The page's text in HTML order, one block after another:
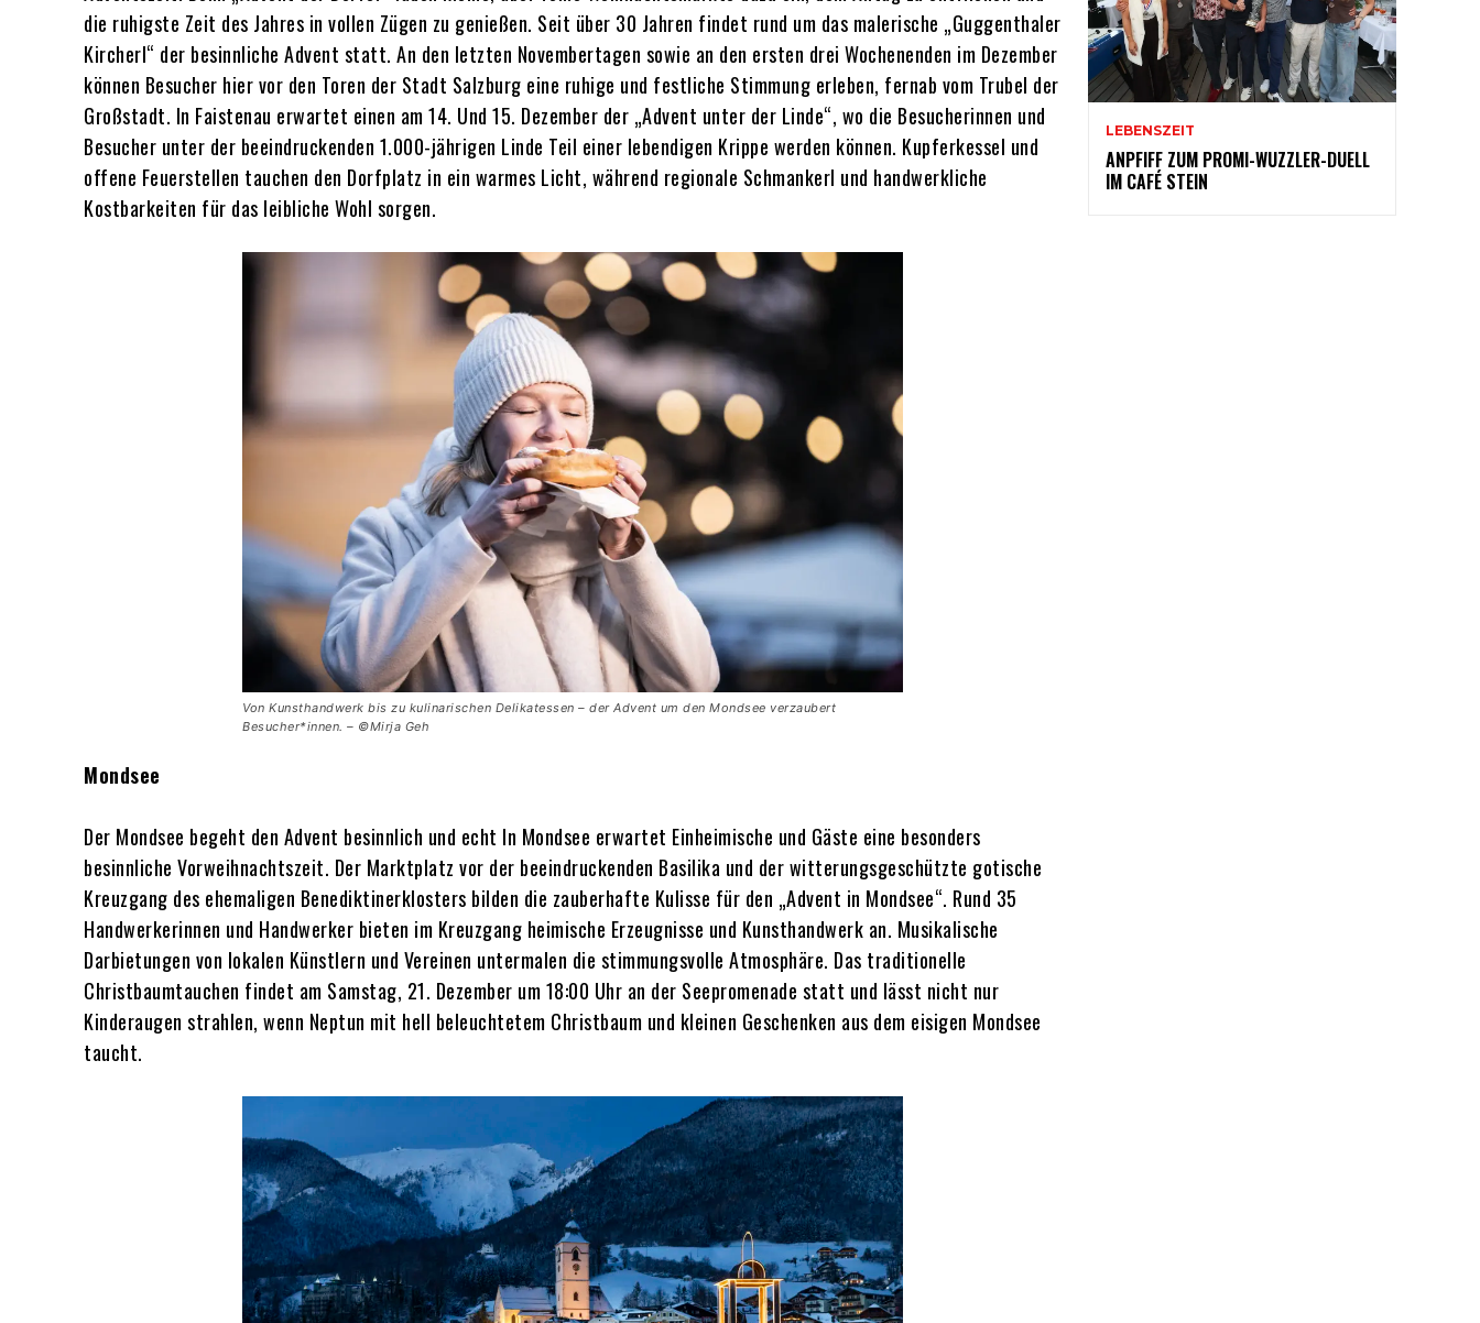
die ruhigste Zeit des Jahres in vollen Zügen zu genießen. Seit über 30 Jahren findet rund um das malerische „Guggenthaler
Kircherl“ der besinnliche Advent statt. An den letzten Novembertagen sowie an den ersten drei Wochenenden im Dezember
können Besucher hier vor den Toren der Stadt Salzburg eine ruhige und festliche Stimmung erleben, fernab vom Trubel der
Großstadt. In Faistenau erwartet einen am 14. Und 15. Dezember der „Advent unter der Linde“, wo die Besucherinnen und
Besucher unter der beeindruckenden 1.000-jährigen Linde Teil einer lebendigen Krippe werden können. Kupferkessel und
offene Feuerstellen tauchen den Dorfplatz in ein warmes Licht, während regionale Schmankerl und handwerkliche
Kostbarkeiten für das leibliche Wohl sorgen.
Von Kunsthandwerk bis zu kulinarischen Delikatessen – der Advent um den Mondsee verzaubert
Besucher*innen. – ©Mirja Geh
Mondsee
Der Mondsee begeht den Advent besinnlich und echt In Mondsee erwartet Einheimische und Gäste eine besonders
besinnliche Vorweihnachtszeit. Der Marktplatz vor der beeindruckenden Basilika und der witterungsgeschützte gotische
Kreuzgang des ehemaligen Benediktinerklosters bilden die zauberhafte Kulisse für den „Advent in Mondsee“. Rund 35
Handwerkerinnen und Handwerker bieten im Kreuzgang heimische Erzeugnisse und Kunsthandwerk an. Musikalische
Darbietungen von lokalen Künstlern und Vereinen untermalen die stimmungsvolle Atmosphäre. Das traditionelle
Christbaumtauchen findet am Samstag, 21. Dezember um 18:00 Uhr an der Seepromenade statt und lässt nicht nur
Kinderaugen strahlen, wenn Neptun mit hell beleuchtetem Christbaum und kleinen Geschenken aus dem eisigen Mondsee
taucht.
LEBENSZEIT
ANPFIFF ZUM PROMI-WUZZLER-DUELL
IM CAFÉ STEIN